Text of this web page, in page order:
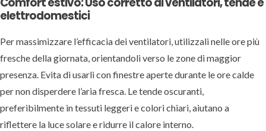
elettrodomestici
Per massimizzare l’efficacia dei ventilatori, utilizzali nelle ore più
fresche della giornata, orientandoli verso le zone di maggior
presenza. Evita di usarli con finestre aperte durante le ore calde
per non disperdere l’aria fresca. Le tende oscuranti,
preferibilmente in tessuti leggeri e colori chiari, aiutano a
riflettere la luce solare e ridurre il calore interno.